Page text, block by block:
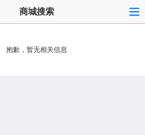
商城搜索
抱歉，暂无相关信息